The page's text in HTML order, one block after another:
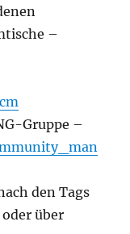
–
Gruppe –
den Tags
über